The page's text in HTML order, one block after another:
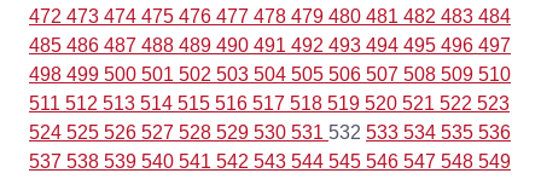
472 473 474 475 476 477 478 479 480 481 482 483 484
485 486 487 488 489 490 491 492 493 494 495 496 497
498 499 500 501 502 503 504 505 506 507 508 509 510
511 512 513 514 515 516 517 518 519 520 521 522 523
524 525 526 527 528 529 530 531 532 533 534 535 536
537 538 539 540 541 542 543 544 545 546 547 548 549